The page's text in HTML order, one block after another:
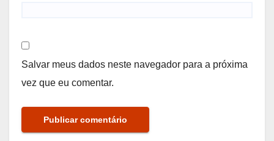
Salvar meus dados neste navegador para a próxima
vez que eu comentar.